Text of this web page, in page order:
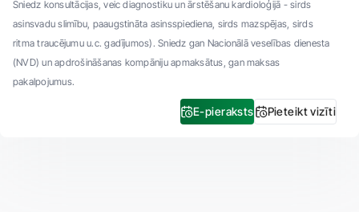
Sniedz konsultācijas, veic diagnostiku un ārstēšanu kardioloģijā - sirds
asinsvadu slimību, paaugstināta asinsspiediena, sirds mazspējas, sirds
ritma traucējumu u.c. gadījumos). Sniedz gan Nacionālā veselības dienesta
(NVD) un apdrošināšanas kompāniju apmaksātus, gan maksas
pakalpojumus.
E-pieraksts Pieteikt vizīti